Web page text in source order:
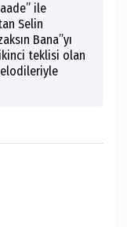
ile
Selin
Bana”yı
teklisi olan